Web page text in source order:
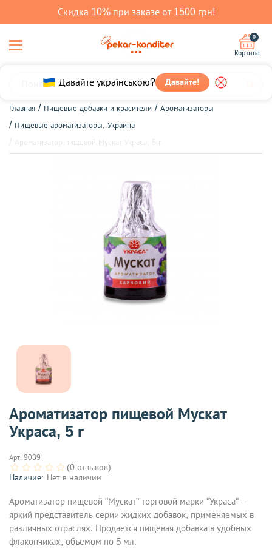
Скидка 10% при заказе от 1500 грн!
Давайте українською? Давайте!
0
Корзина
Главная Пищевые добавки и красители
Ароматизаторы
Пищевые ароматизаторы, Украина
Ароматизатор пищевой Мускат
Украса, 5 г
Арт: 9039
(0 отзывов)
Наличие: Нет в наличии
Ароматизатор пищевой "Мускат" торговой марки "Украса" –
яркий представитель серии жидких добавок, применяемых в
различных отраслях. Продается пищевая добавка в удобных
флакончиках, объемом по 5 мл.